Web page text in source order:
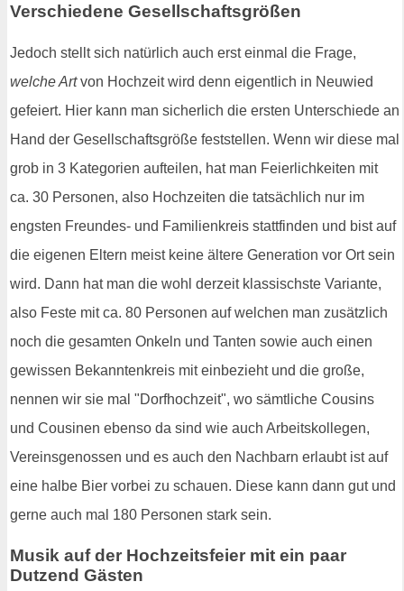
Verschiedene Gesellschaftsgrößen
Jedoch stellt sich natürlich auch erst einmal die Frage,
welche Artvon Hochzeit wird denn eigentlich in Neuwied
gefeiert. Hier kann man sicherlich die ersten Unterschiede an
Hand der Gesellschaftsgröße feststellen. Wenn wir diese mal
grob in 3 Kategorien aufteilen, hat man Feierlichkeiten mit
ca. 30 Personen, also Hochzeiten die tatsächlich nur im
engsten Freundes- und Familienkreis stattfinden und bist auf
die eigenen Eltern meist keine ältere Generation vor Ort sein
wird. Dann hat man die wohl derzeit klassischste Variante,
also Feste mit ca. 80 Personen auf welchen man zusätzlich
noch die gesamten Onkeln und Tanten sowie auch einen
gewissen Bekanntenkreis mit einbezieht und die große,
nennen wir sie mal "Dorfhochzeit", wo sämtliche Cousins
und Cousinen ebenso da sind wie auch Arbeitskollegen,
Vereinsgenossen und es auch den Nachbarn erlaubt ist auf
eine halbe Bier vorbei zu schauen. Diese kann dann gut und
gerne auch mal 180 Personen stark sein.
Musik auf der Hochzeitsfeier mit ein paar
Dutzend Gästen